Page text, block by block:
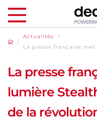
/
Actualités
/
La presse française
La presse
lumière
de la